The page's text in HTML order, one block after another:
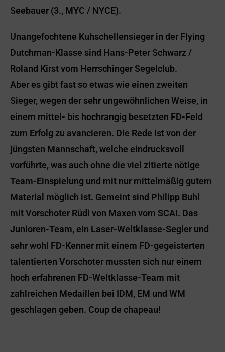
Seebauer (3., MYC / NYCE).
Unangefochtene Kuhschellensieger in der Flying
Dutchman-Klasse sind Hans-Peter Schwarz /
Roland Kirst vom Herrschinger Segelclub.
Aber es gibt fast so etwas wie einen zweiten
Sieger, wegen der sehr ungewöhnlichen Weise, in
einem mittel- bis hochrangig besetzten FD-Feld
zum Erfolg zu avancieren. Die Rede ist von der
jüngsten Mannschaft, welche eindrucksvoll
vorführte, was auch ohne die viel zitierte nötige
Team-Einspielung und mit nur mittelmäßig gutem
Material möglich ist. Gemeint sind Philipp Buhl
mit Vorschoter Rüdi von Maxen vom SCAI. Das
Junioren-Team, ein Laser-Weltklasse-Segler und
sehr wohl FD-Kenner mit einem FD-gegeisterten
talentierten Vorschoter mussten sich nur einem
hoch erfahrenen FD-Weltklasse-Team mit
zahlreichen Medaillen bei IDM, EM und WM
geschlagen geben. Coup de chapeau!